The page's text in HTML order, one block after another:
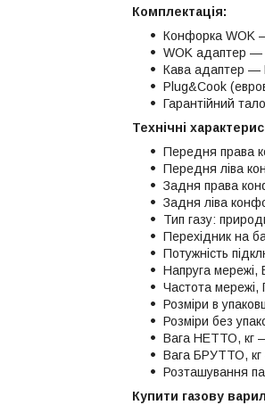
Комплектація:
Конфорка WOK
WOK адаптер
Кава адаптер —
Plug&Cook
Гарантійний
Технічні
Передня права
Передня ліва
Задня права
Задня ліва
Тип газу:
Перехідник на
Потужність
Напруга
Частота
Розміри в
Розміри без
Вага НЕТТО, кг
Вага БРУТТО,
Розташування
Купити газову